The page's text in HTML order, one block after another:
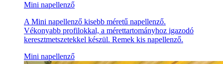
Mini napellenző
A Mini napellenző kisebb méretű napellenző.
Vékonyabb profilokkal, a mérettartományhoz igazodó
keresztmetszetekkel készül. Remek kis napellenző.
Mini napellenző